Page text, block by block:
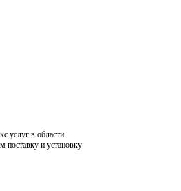
услуг в области
поставку и установку